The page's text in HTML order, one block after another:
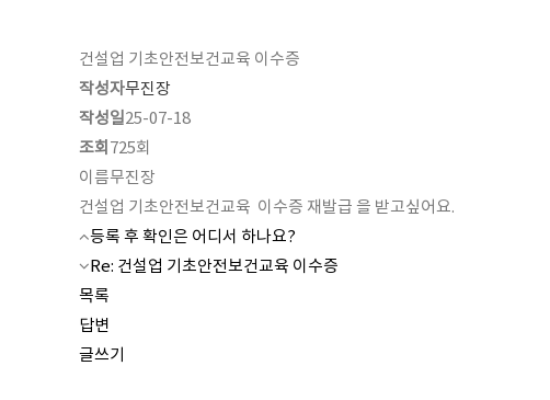
건설업 기초안전보건교육 이수증
작성자무진장
작성일25-07-18
조회 725회
이름무진장
건설업 기초안전보건교육 이수증 재발급 을 받고싶어요.
등록 후 확인은 어디서 하나요?
Re: 건설업 기초안전보건교육 이수증
목록
답변
글쓰기